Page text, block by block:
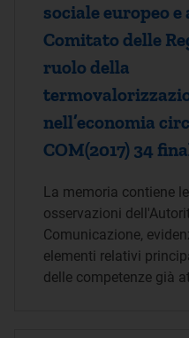
sociale europeo e
Comitato delle
ruolo della
nell’economia
COM(2017) 34
La memoria contiene
osservazioni
Comunicazione,
elementi relativi
delle competenze già